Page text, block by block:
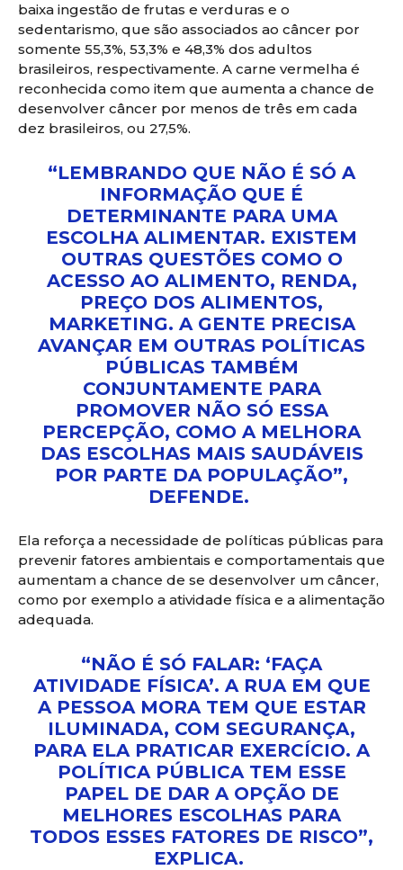
baixa ingestão de frutas e verduras e o
sedentarismo, que são associados ao câncer por
somente 55,3%, 53,3% e 48,3% dos adultos
brasileiros, respectivamente. A carne vermelha é
reconhecida como item que aumenta a chance de
desenvolver câncer por menos de três em cada
dez brasileiros, ou 27,5%.
“LEMBRANDO QUE NÃO É SÓ A
INFORMAÇÃO QUE É
DETERMINANTE PARA UMA
ESCOLHA ALIMENTAR. EXISTEM
OUTRAS QUESTÕES COMO O
ACESSO AO ALIMENTO, RENDA,
PREÇO DOS ALIMENTOS,
MARKETING. A GENTE PRECISA
AVANÇAR EM OUTRAS POLÍTICAS
PÚBLICAS TAMBÉM
CONJUNTAMENTE PARA
PROMOVER NÃO SÓ ESSA
PERCEPÇÃO, COMO A MELHORA
DAS ESCOLHAS MAIS SAUDÁVEIS
POR PARTE DA POPULAÇÃO”,
DEFENDE.
Ela reforça a necessidade de políticas públicas para
prevenir fatores ambientais e comportamentais que
aumentam a chance de se desenvolver um câncer,
como por exemplo a atividade física e a alimentação
adequada.
“NÃO É SÓ FALAR: ‘FAÇA
ATIVIDADE FÍSICA’. A RUA EM QUE
A PESSOA MORA TEM QUE ESTAR
ILUMINADA, COM SEGURANÇA,
PARA ELA PRATICAR EXERCÍCIO. A
POLÍTICA PÚBLICA TEM ESSE
PAPEL DE DAR A OPÇÃO DE
MELHORES ESCOLHAS PARA
TODOS ESSES FATORES DE RISCO”,
EXPLICA.